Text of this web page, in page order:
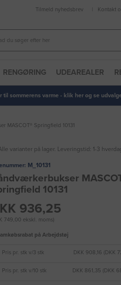
Tilmeld nyhedsbrev Kontakt
RENGØRING UDEAREALER
til sommerens varme - klik her og se
MASCOT® Springfield 10131
varianter på lager. Leveringstid: 1-3
M_10131
10131
936,25
749,00 ekskl. moms)
på Arbejdstøj
Pris pr. stk v/3 stk DKK 908,16 (DKK
Pris pr. stk v/10 stk DKK 861,35 (DKK